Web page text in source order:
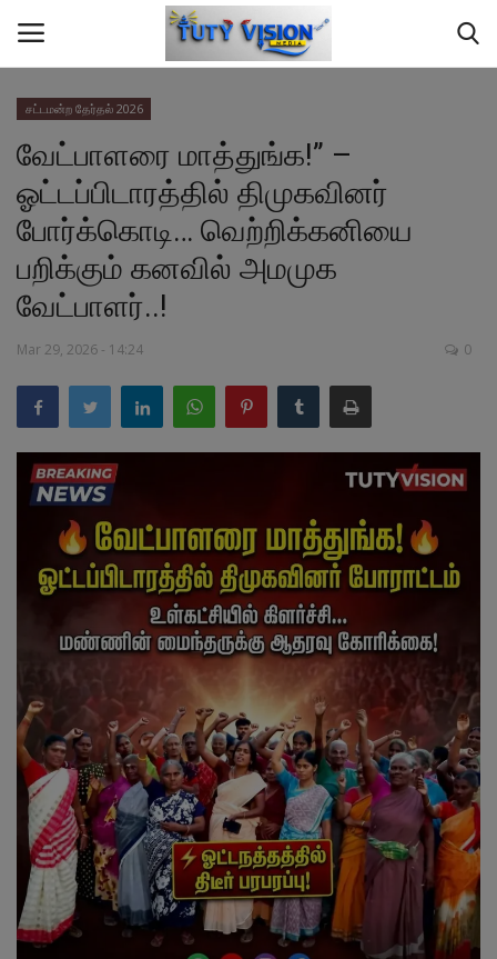
Home
மாவட்ட செய்தி
தமிழ்நாடு
இந்தியா
ஆண்மீக தகவல்
சமையல்
வேலைவாய்ப்பு
சட்டமன்ற தேர்தல் 2026
தொழில்நுட்பம்
மக்கள் புகார்கள்
சிறப்பு செய்திகள்
சட்டமன்ற தேர்தல் 2026
வேட்பாளரை மாத்துங்க!” –
ஓட்டப்பிடாரத்தில் திமுகவினர்
போர்க்கொடி… வெற்றிக்கனியை
பறிக்கும் கனவில் அமமுக
வேட்பாளர்..!
Mar 29, 2026 - 14:24 0